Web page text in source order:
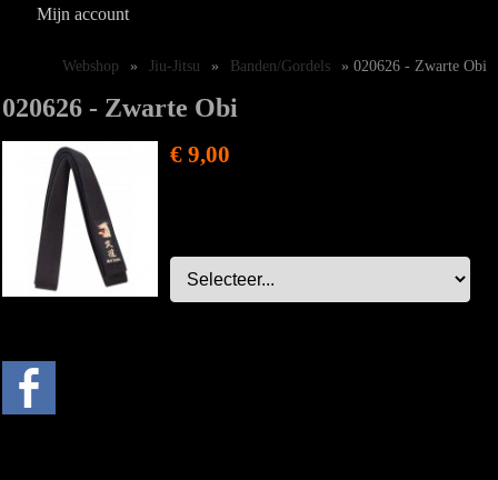
Mijn account
Webshop » Jiu-Jitsu » Banden/Gordels » 020626 - Zwarte Obi
020626 - Zwarte Obi
€ 9,00